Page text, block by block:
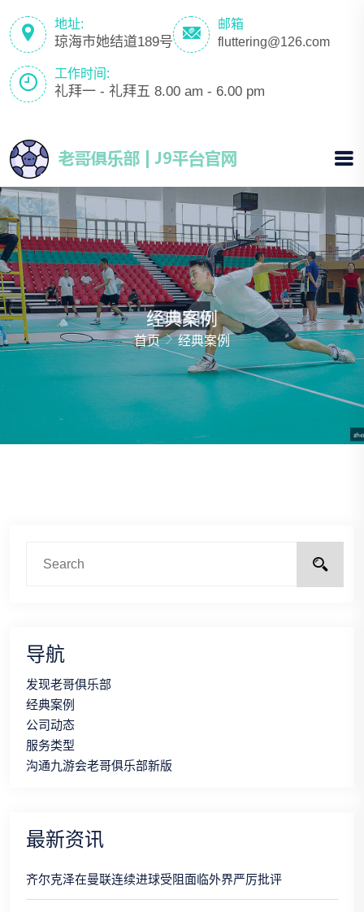
地址:
琼海市她结道189号
邮箱
fluttering@126.com
工作时间:
礼拜一 - 礼拜五 8.00 am - 6.00 pm
经典案例
首页 经典案例
导航
发现老哥俱乐部
经典案例
公司动态
服务类型
沟通九游会老哥俱乐部新版
最新资讯
齐尔克泽在曼联连续进球受阻面临外界严厉批评